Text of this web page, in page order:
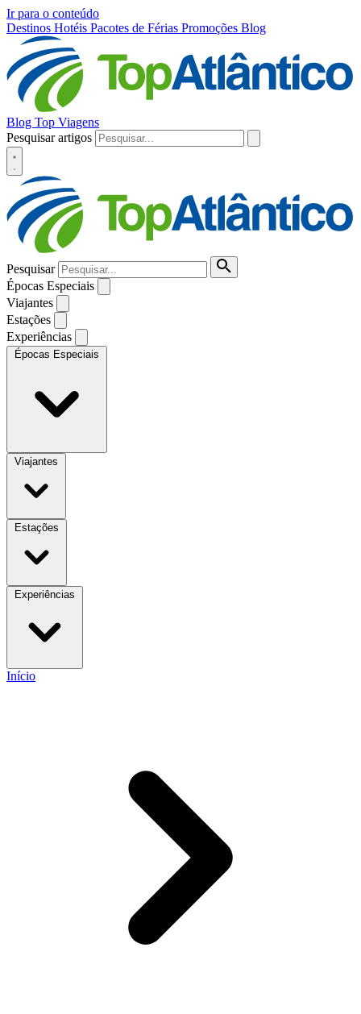
Ir para o conteúdo
Destinos Hotéis Pacotes de Férias Promoções Blog
Blog Top Viagens
Pesquisar artigos
Pesquisar
Épocas Especiais
Viajantes
Estações
Experiências
Épocas Especiais
Viajantes
Estações
Experiências
Início